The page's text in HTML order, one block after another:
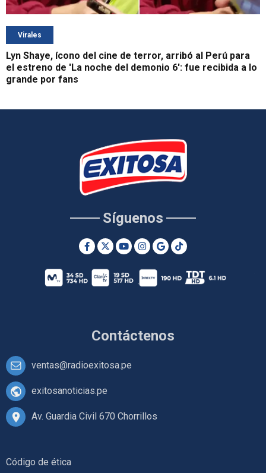
Virales
Lyn Shaye, ícono del cine de terror, arribó al Perú para
el estreno de 'La noche del demonio 6': fue recibida a lo
grande por fans
Contáctenos
ventas@radioexitosa.pe
exitosanoticias.pe
Av. Guardia Civil 670 Chorrillos
Síguenos
Código de ética